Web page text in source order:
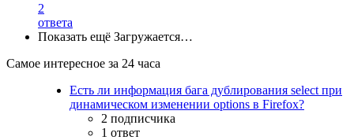
2
ответа
Показать ещё Загружается…
Самое интересное за 24 часа
Есть ли информация бага дублирования select при
динамическом изменении options в Firefox?
2 подписчика
1 ответ